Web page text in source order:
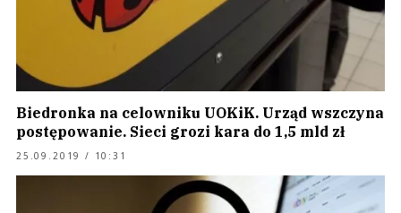
Biedronka na celowniku UOKiK. Urząd wszczyna
postępowanie. Sieci grozi kara do 1,5 mld zł
25.09.2019 / 10:31